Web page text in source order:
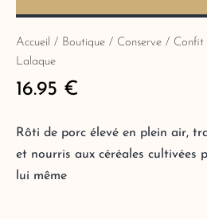
Accueil / Boutique / Conserve / Confit
Lalaque
16.95 €
Rôti de porc élevé en plein air,
et nourris aux céréales cultivées
lui même